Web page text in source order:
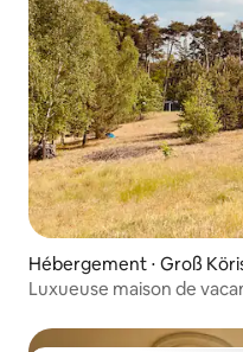
Hébergement ⋅ Groß
Luxueuse maison de